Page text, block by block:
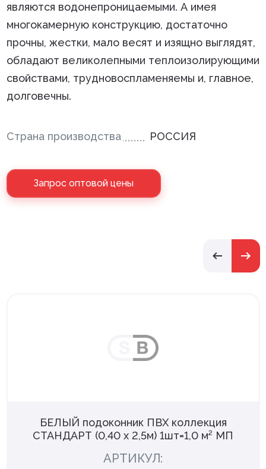
являются водонепроницаемыми. А имея
многокамерную конструкцию, достаточно
прочны, жестки, мало весят и изящно выглядят,
обладают великолепными теплоизолирующими
свойствами, трудновоспламеняемы и, главное,
долговечны.
Страна производства РОССИЯ
Запрос оптовой цены
БЕЛЫЙ подоконник ПВХ коллекция
СТАНДАРТ (0,40 х 2,5м) 1шт=1,0 м² МП
АРТИКУЛ: